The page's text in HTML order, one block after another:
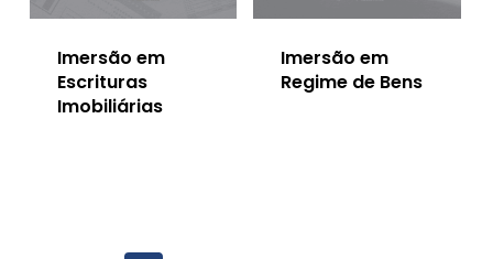
Imersão em
Escrituras
Imobiliárias
Imersão em
Regime de Bens